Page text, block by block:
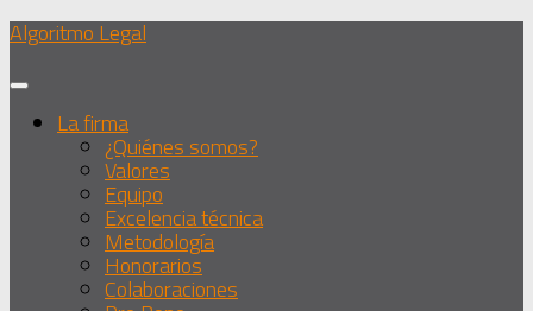
Debajo
del
contenido
Algoritmo Legal
La firma
¿Quiénes somos?
Valores
Equipo
Excelencia técnica
Metodología
Honorarios
Colaboraciones